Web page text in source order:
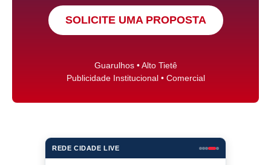
SOLICITE UMA PROPOSTA
Guarulhos • Alto Tietê
Publicidade Institucional • Comercial
REDE CIDADE LIVE